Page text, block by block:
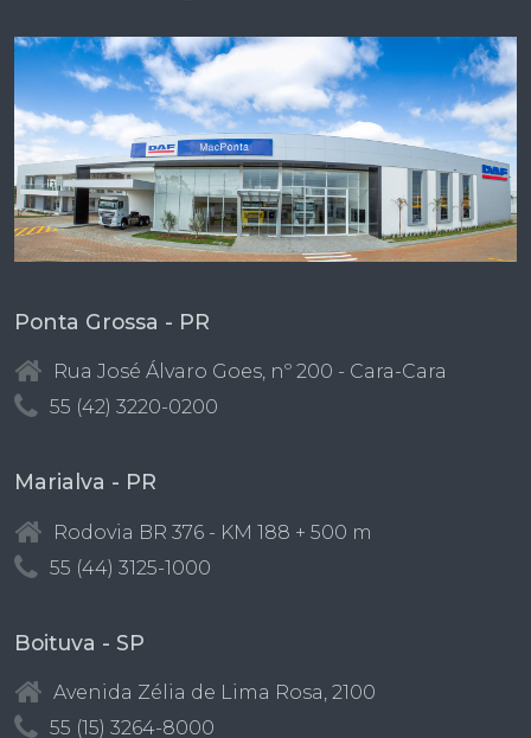
Ponta Grossa - PR
Rua José Álvaro Goes, nº 200 - Cara-Cara
55 (42) 3220-0200
Marialva - PR
Rodovia BR 376 - KM 188 + 500 m
55 (44) 3125-1000
Boituva - SP
Avenida Zélia de Lima Rosa, 2100
55 (15) 3264-8000